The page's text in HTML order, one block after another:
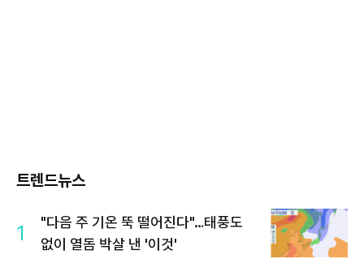
트렌드뉴스
1
"다음 주 기온 뚝 떨어진다"…태풍도
없이 열돔 박살 낸 '이것'